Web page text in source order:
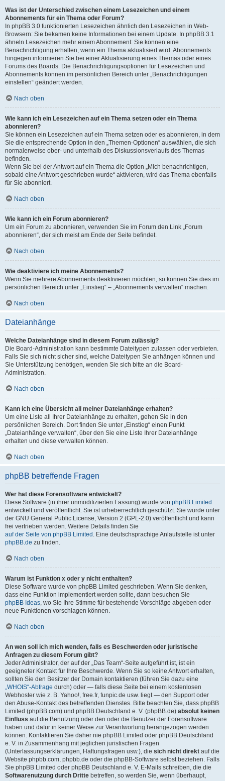
Was ist der Unterschied zwischen einem Lesezeichen und einem
Abonnements für ein Thema oder Forum?
In phpBB 3.0 funktionierten Lesezeichen ähnlich den Lesezeichen in Web-
Browsern: Sie bekamen keine Informationen bei einem Update. In phpBB 3.1
ähneln Lesezeichen mehr einem Abonnement: Sie können eine
Benachrichtigung erhalten, wenn ein Thema aktualisiert wird. Abonnements
hingegen informieren Sie bei einer Aktualisierung eines Themas oder eines
Forums des Boards. Die Benachrichtigungsoptionen für Lesezeichen und
Abonnements können im persönlichen Bereich unter „Benachrichtigungen
einstellen“ geändert werden.
Nach oben
Wie kann ich ein Lesezeichen auf ein Thema setzen oder ein Thema
abonnieren?
Sie können ein Lesezeichen auf ein Thema setzen oder es abonnieren, in dem
Sie die entsprechende Option in den „Themen-Optionen“ auswählen, die sich
normalerweise ober- und unterhalb des Diskussionsverlaufs des Themas
befinden.
Wenn Sie bei der Antwort auf ein Thema die Option „Mich benachrichtigen,
sobald eine Antwort geschrieben wurde“ aktivieren, wird das Thema ebenfalls
für Sie abonniert.
Nach oben
Wie kann ich ein Forum abonnieren?
Um ein Forum zu abonnieren, verwenden Sie im Forum den Link „Forum
abonnieren“, der sich meist am Ende der Seite befindet.
Nach oben
Wie deaktiviere ich meine Abonnements?
Wenn Sie mehrere Abonnements deaktivieren möchten, so können Sie dies im
persönlichen Bereich unter „Einstieg“ – „Abonnements verwalten“ machen.
Nach oben
Dateianhänge
Welche Dateianhänge sind in diesem Forum zulässig?
Die Board-Administration kann bestimmte Dateitypen zulassen oder verbieten.
Falls Sie sich nicht sicher sind, welche Dateitypen Sie anhängen können und
Sie Unterstützung benötigen, wenden Sie sich bitte an die Board-
Administration.
Nach oben
Kann ich eine Übersicht all meiner Dateianhänge erhalten?
Um eine Liste all Ihrer Dateianhänge zu erhalten, gehen Sie in den
persönlichen Bereich. Dort finden Sie unter „Einstieg“ einen Punkt
„Dateianhänge verwalten“, über den Sie eine Liste Ihrer Dateianhänge
erhalten und diese verwalten können.
Nach oben
phpBB betreffende Fragen
Wer hat diese Forensoftware entwickelt?
Diese Software (in ihrer unmodifizierten Fassung) wurde von phpBB Limited
entwickelt und veröffentlicht. Sie ist urheberrechtlich geschützt. Sie wurde unter
der GNU General Public License, Version 2 (GPL-2.0) veröffentlicht und kann
frei vertrieben werden. Weitere Details finden Sie
auf der Seite von phpBB Limited . Eine deutschsprachige Anlaufstelle ist unter
phpBB.de zu finden.
Nach oben
Warum ist Funktion x oder y nicht enthalten?
Diese Software wurde von phpBB Limited geschrieben. Wenn Sie denken,
dass eine Funktion implementiert werden sollte, dann besuchen Sie
phpBB Ideas, wo Sie Ihre Stimme für bestehende Vorschläge abgeben oder
neue Funktionen vorschlagen können.
Nach oben
An wen soll ich mich wenden, falls es Beschwerden oder juristische
Anfragen zu diesem Forum gibt?
Jeder Administrator, der auf der „Das Team“-Seite aufgeführt ist, ist ein
geeigneter Kontakt für Ihre Beschwerde. Wenn Sie so keine Antwort erhalten,
sollten Sie den Besitzer der Domain kontaktieren (führen Sie dazu eine
„WHOIS“-Abfrage durch) oder — falls diese Seite bei einem kostenlosen
Webhoster wie z. B. Yahoo!, free.fr, funpic.de usw. liegt — den Support oder
den Abuse-Kontakt des betreffenden Dienstes. Bitte beachten Sie, dass phpBB
Limited (phpBB.com) und phpBB Deutschland e. V. (phpBB.de) absolut keinen
Einfluss auf die Benutzung oder den oder die Benutzer der Forensoftware
haben und dafür in keiner Weise zur Verantwortung herangezogen werden
können. Kontaktieren Sie daher nie phpBB Limited oder phpBB Deutschland
e. V. in Zusammenhang mit jeglichen juristischen Fragen
(Unterlassungserklärungen, Haftungsfragen usw.), die sich nicht direkt auf die
Website phpbb.com, phpbb.de oder die phpBB-Software selbst beziehen. Falls
Sie phpBB Limited oder phpBB Deutschland e. V. E-Mails schreiben, die die
Softwarenutzung durch Dritte betreffen, so werden Sie, wenn überhaupt,